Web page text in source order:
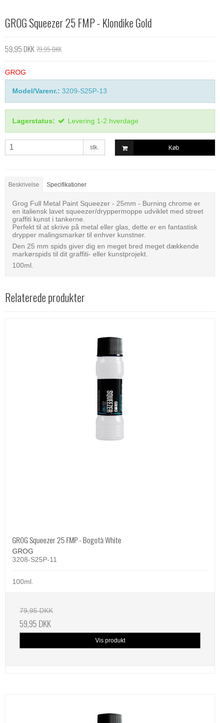
GROG Squeezer 25 FMP - Klondike Gold
59,95 DKK79,95 DKK
GROG
Model/Varenr.: 3209-S25P-13
Lagerstatus: Levering 1-2 hverdage
stk. Køb
Beskrivelse Specifikationer
Grog Full Metal Paint Squeezer - 25mm - Burning chrome er
en italiensk lavet squeezer/dryppermoppe udviklet med street
graffiti kunst i tankerne.
Perfekt til at skrive på metal eller glas, dette er en fantastisk
drypper malingsmarkør til enhver kunstner.
Den 25 mm spids giver dig en meget bred meget dækkende
markørspids til dit graffiti- eller kunstprojekt.
100ml.
Relaterede produkter
GROG Squeezer 25 FMP - Bogotà White
GROG
3208-S25P-11
100ml.
79,95 DKK
59,95 DKK
Vis produkt